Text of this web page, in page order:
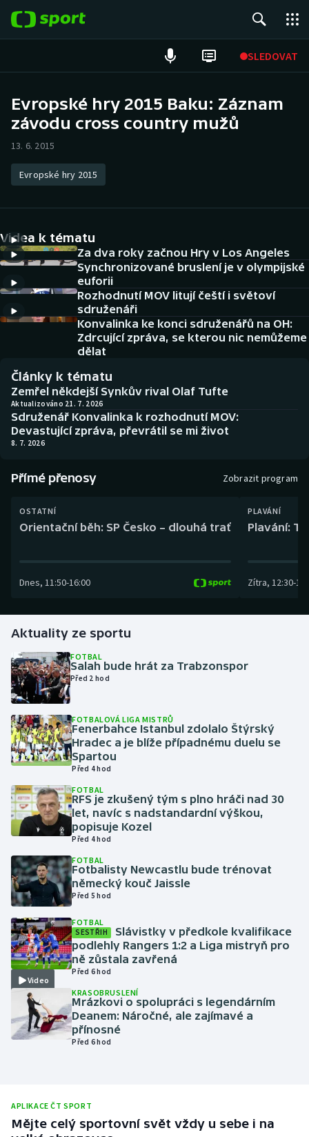
SLEDOVAT
Hokej
Atletika
DALŠÍ SPORTY
Americký fotbal
Baseball a softbal
Biatlon
Boby a skeleton
Curling
Dostihy
Futsal
Golf
Gymnastika
Házená
Jezdectví
Judo
Krasobruslení
Lezení
Moderní pětiboj
Motorsport
Olympijské hry
Parasport
Plavání
Plážový volejbal
NEPŘEHLÉDNĚTE
Soutěže
Historické návraty
Aplikace ČT sport
AZ kvíz
Evropské hry 2015 Baku: Záznam
závodu cross country mužů
13. 6. 2015
Evropské hry 2015
Videa k tématu
Za dva roky začnou Hry v Los Angeles
Synchronizované bruslení je v olympijské
euforii
Rozhodnutí MOV litují čeští i světoví
sdruženáři
Konvalinka ke konci sdruženářů na OH:
Zdrcující zpráva, se kterou nic nemůžeme
dělat
Články k tématu
Zemřel někdejší Synkův rival Olaf Tufte
Aktualizováno 21. 7. 2026
Sdruženář Konvalinka k rozhodnutí MOV:
Devastující zpráva, převrátil se mi život
8. 7. 2026
Přímé přenosy Zobrazit program
OSTATNÍ
Orientační běh: SP Česko – dlouhá trať
Dnes, 11:50-16:00
PLAVÁNÍ
Plavání:
Zítra, 12:30-
Aktuality ze sportu
FOTBAL
Salah bude hrát za Trabzonspor
Před 2 hod
FOTBALOVÁ LIGA MISTRŮ
Fenerbahce Istanbul zdolalo Štýrský
Hradec a je blíže případnému duelu se
Spartou
Před 4 hod
FOTBAL
RFS je zkušený tým s plno hráči nad 30
let, navíc s nadstandardní výškou,
popisuje Kozel
Před 4 hod
FOTBAL
Fotbalisty Newcastlu bude trénovat
německý kouč Jaissle
Před 5 hod
Video
FOTBAL
SESTŘIH
Slávistky v předkole kvalifikace
podlehly Rangers 1:2 a Liga mistryň pro
ně zůstala zavřená
Před 6 hod
KRASOBRUSLENÍ
Mrázkovi o spolupráci s legendárním
Deanem: Náročné, ale zajímavé a
přínosné
Před 6 hod
APLIKACE ČT SPORT
Mějte celý sportovní svět vždy u sebe i na